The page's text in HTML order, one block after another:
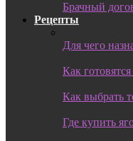
Брачный
Рецепты
Для чего
Как
Как выбрать
Где купить